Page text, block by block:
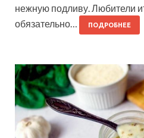
нежную подливу. Любители
обязательно…
ПОДРОБНЕЕ